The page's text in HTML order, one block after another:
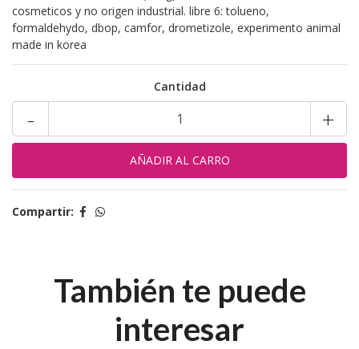
cosmeticos y no origen industrial. libre 6: tolueno,
formaldehydo, dbop, camfor, drometizole, experimento animal
made in korea
Cantidad
+
-
Compartir:
También te puede
interesar